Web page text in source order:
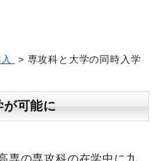
> 専攻科と大学の同時入学
が可能に
専の専攻科の在学中に九